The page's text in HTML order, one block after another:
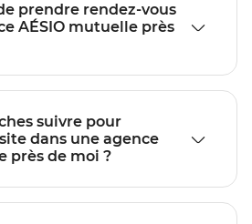
prendre rendez-vous
suivre pour
dans une agence
près de moi ?